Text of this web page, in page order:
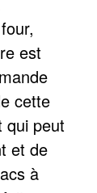
est
cette
qui peut
et de
à